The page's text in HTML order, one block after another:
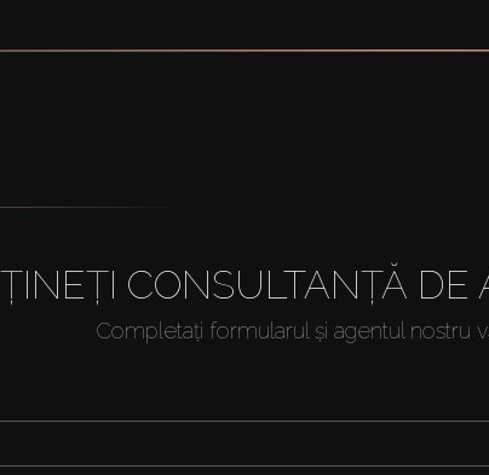
CONSULTANȚĂ DE
Completați formularul și agentul nostru